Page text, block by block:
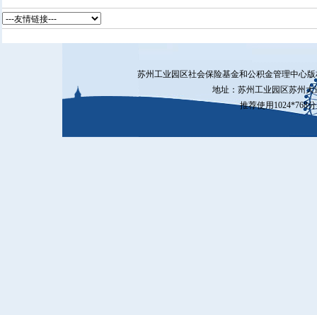
苏州工业园区社会保险基金和公积金管理中心
地址：苏州工业园区苏州
推荐使用1024*768